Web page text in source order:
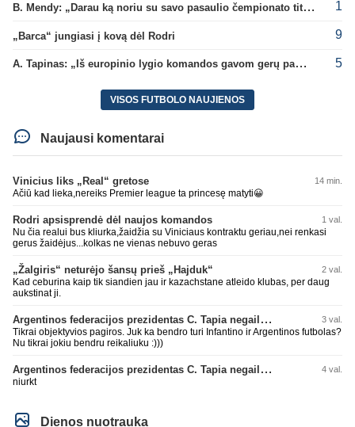
B. Mendy: „Darau ką noriu su savo pasaulio čempionato titulu“ 1
„Barca“ jungiasi į kovą dėl Rodri 9
A. Tapinas: „Iš europinio lygio komandos gavom gerų pamokų“ 5
VISOS FUTBOLO NAUJIENOS
Naujausi komentarai
Vinicius liks „Real“ gretose 14 min.
Ačiū kad lieka,nereiks Premier league ta princesę matyti😀
Rodri apsisprendė dėl naujos komandos 1 val.
Nu čia realui bus kliurka,žaidžia su Viniciaus kontraktu geriau,nei renkasi
gerus žaidėjus...kolkas ne vienas nebuvo geras
„Žalgiris“ neturėjo šansų prieš „Hajduk“ 2 val.
Kad ceburina kaip tik siandien jau ir kazachstane atleido klubas, per daug
aukstinat ji.
Argentinos federacijos prezidentas C. Tapia negailėjo pagyrų G. Infantino 3 val.
Tikrai objektyvios pagiros. Juk ka bendro turi Infantino ir Argentinos futbolas?
Nu tikrai jokiu bendru reikaliuku :)))
Argentinos federacijos prezidentas C. Tapia negailėjo pagyrų G. Infantino 4 val.
niurkt
Dienos nuotrauka